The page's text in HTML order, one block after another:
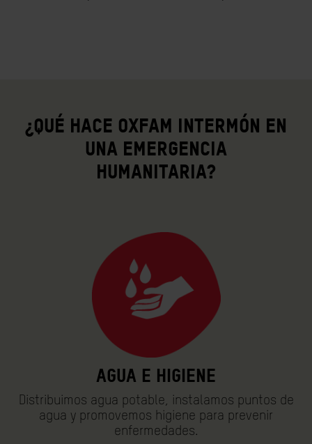
¿Qué hace Oxfam Intermón en
una emergencia
humanitaria?
Agua e higiene
Distribuimos agua potable, instalamos puntos de
agua y promovemos higiene para prevenir
enfermedades.